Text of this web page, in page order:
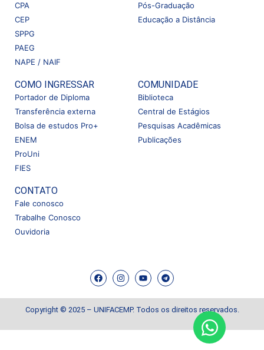
CPA
CEP
SPPG
PAEG
NAPE / NAIF
Pós-Graduação
Educação a Distância
COMO INGRESSAR
Portador de Diploma
Transferência externa
Bolsa de estudos Pro+
ENEM
ProUni
FIES
COMUNIDADE
Biblioteca
Central de Estágios
Pesquisas Acadêmicas
Publicações
CONTATO
Fale conosco
Trabalhe Conosco
Ouvidoria
Copyright © 2025 – UNIFACEMP. Todos os direitos reservados.